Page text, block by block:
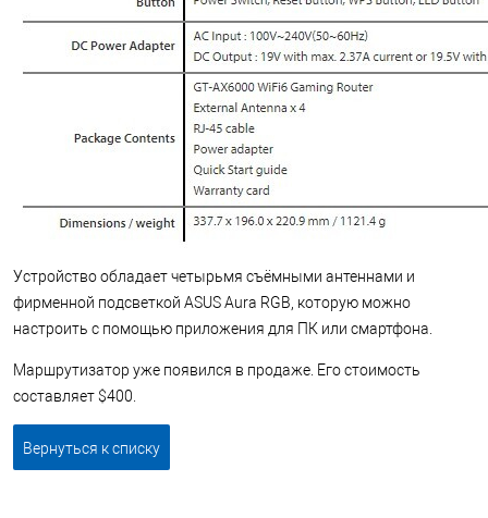
Устройство обладает четырьмя съёмными антеннами и
фирменной подсветкой ASUS Aura RGB, которую можно
настроить с помощью приложения для ПК или смартфона.
Маршрутизатор уже появился в продаже. Его стоимость
составляет $400.
Вернуться к списку